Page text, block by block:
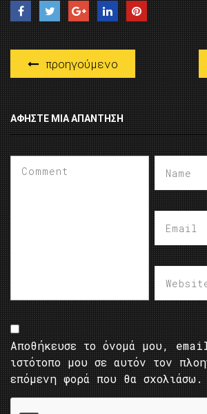
προηγούμενο
ΑΦΉΣΤΕ ΜΙΑ ΑΠΆΝΤΗΣΗ
Αποθήκευσε το όνομά μου,
ιστότοπο μου σε αυτόν τον
επόμενη φορά που θα σχολιάσω.